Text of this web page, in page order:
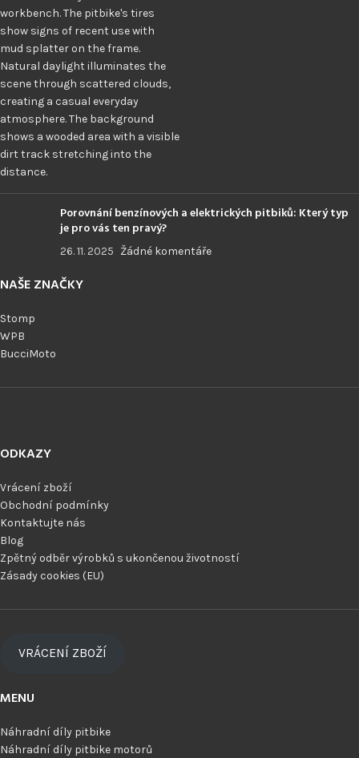
Porovnání benzínových a elektrických pitbiků: Který typ
je pro vás ten pravý?
26. 11. 2025 Žádné komentáře
NAŠE ZNAČKY
Stomp
WPB
BucciMoto
ODKAZY
Vrácení zboží
Obchodní podmínky
Kontaktujte nás
Blog
Zpětný odběr výrobků s ukončenou životností
Zásady cookies (EU)
VRÁCENÍ ZBOŽÍ
MENU
Náhradní díly pitbike
Náhradní díly pitbike motorů